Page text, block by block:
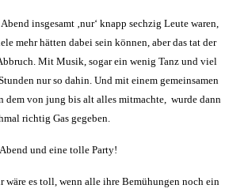
insgesamt ‚nur‘ knapp sechzig Leute waren,
mehr hätten dabei sein können, aber das tat der
Mit Musik, sogar ein wenig Tanz und viel
nur so dahin. Und mit einem gemeinsamen
dem von jung bis alt alles mitmachte, wurde dann
richtig Gas gegeben.
und eine tolle Party!
wäre es toll, wenn alle ihre Bemühungen noch ein